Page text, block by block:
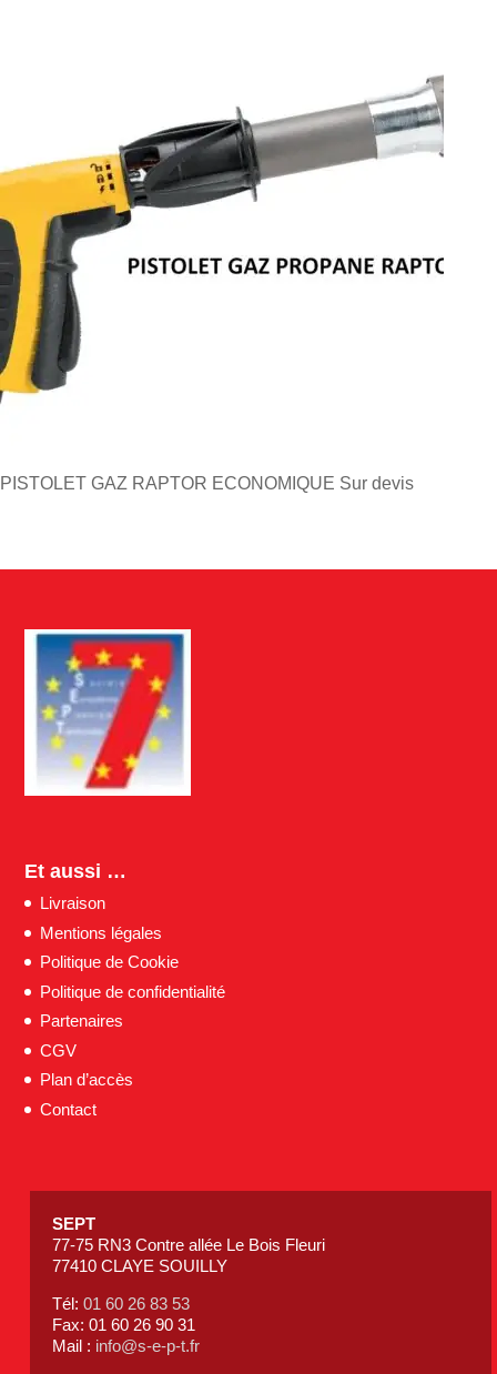
PISTOLET GAZ RAPTOR ECONOMIQUE Sur devis
Et aussi …
Livraison
Mentions légales
Politique de Cookie
Politique de confidentialité
Partenaires
CGV
Plan d’accès
Contact
SEPT
77-75 RN3 Contre allée Le Bois Fleuri
77410 CLAYE SOUILLY
Tél:01 60 26 83 53
Fax: 01 60 26 90 31
Mail : info@s-e-p-t.fr